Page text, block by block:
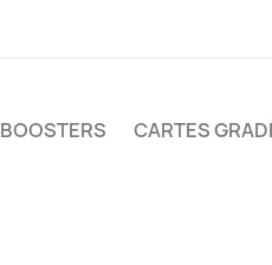
BOOSTERS CARTES